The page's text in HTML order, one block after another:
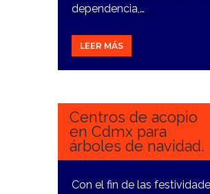
dependencia,…
LEER MÁS
8
Centros de acopio
en Cdmx para
árboles de navidad.
Con el fin de las